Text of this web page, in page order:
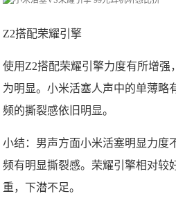
Z2搭配荣耀引擎
使用Z2搭配荣耀引擎力度有所增强
为明显。小米活塞人声中的单薄略
频的撕裂感依旧明显。
小结：男声方面小米活塞明显力度
频有明显撕裂感。荣耀引擎相对较
重，下潜不足。